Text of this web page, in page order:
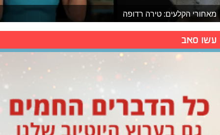
מאחורי הקלעים: טירה רדופה
עשו סאב